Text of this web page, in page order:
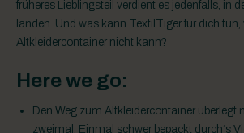
früheres Lieblingsteil verdient es jedenfalls, in
landen. Und was kann TextilTiger für dich tun,
Altkleidercontainer nicht kann?
Here we go:
Den Weg zum Altkleidercontainer überlegt
zweimal. Einmal schwer bepackt durch‘s